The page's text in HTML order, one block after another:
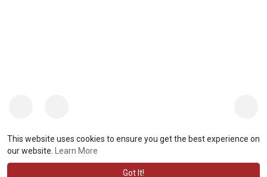
This website uses cookies to ensure you get the best experience on
our website.
Learn More
Got It!